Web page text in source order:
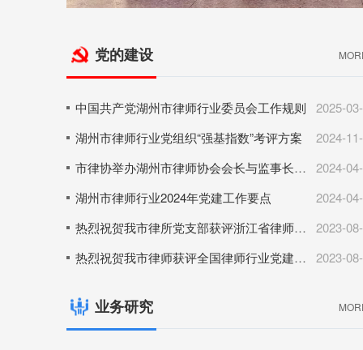
党的建设
中国共产党湖州市律师行业委员会工作规则
2025-
湖州市律师行业党组织“强基指数”考评方案
2024-
市律协举办湖州市律师协会会长与监事长工作交流会暨全市律所规范化管理提升和律师行业爱国主义教育部署会议
2024-
湖州市律师行业2024年党建工作要点
2024-
热烈祝贺我市律所党支部获评浙江省律师行业先进基层党组织
2023-
热烈祝贺我市律师获评全国律师行业党建工作先进典型
2023-
业务研究